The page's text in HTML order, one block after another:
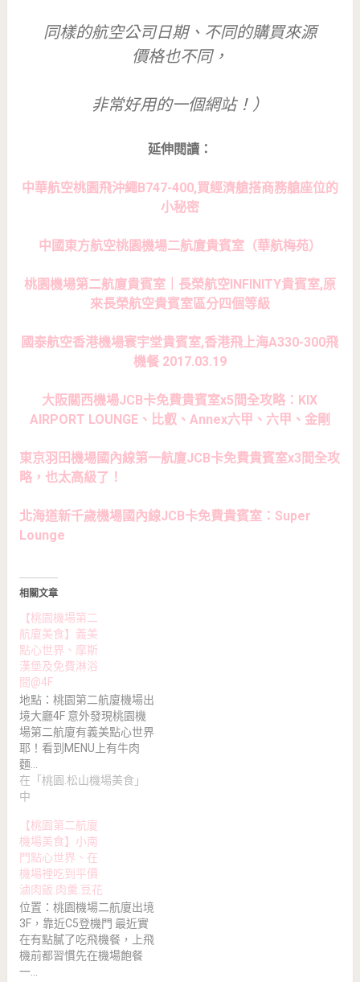
同樣的航空公司日期、不同的購買來源
價格也不同，
非常好用的一個網站！）
延伸閱讀：
中華航空桃園飛沖繩B747-400,買經濟艙搭商務艙座位的
小秘密
中國東方航空桃園機場二航廈貴賓室（華航梅苑）
桃園機場第二航廈貴賓室｜長榮航空INFINITY貴賓室,原
來長榮航空貴賓室區分四個等級
國泰航空香港機場寰宇堂貴賓室,香港飛上海A330-300飛
機餐 2017.03.19
大阪關西機場JCB卡免費貴賓室x5間全攻略：KIX
AIRPORT LOUNGE、比叡、Annex六甲、六甲、金剛
東京羽田機場國內線第一航廈JCB卡免費貴賓室x3間全攻
略，也太高級了！
北海道新千歲機場國內線JCB卡免費貴賓室：Super
Lounge
相關文章
【桃園機場第二
航廈美食】義美
點心世界、摩斯
漢堡及免費淋浴
間@4F
地點：桃園第二航廈機場出
境大廳4F 意外發現桃園機
場第二航廈有義美點心世界
耶！看到MENU上有牛肉
麵…
在「桃園.松山機場美食」
中
【桃園第二航廈
機場美食】小南
門點心世界、在
機場裡吃到平價
滷肉飯.肉羹.豆花
位置：桃園機場二航廈出境
3F，靠近C5登機門 最近實
在有點膩了吃飛機餐，上飛
機前都習慣先在機場飽餐
一…